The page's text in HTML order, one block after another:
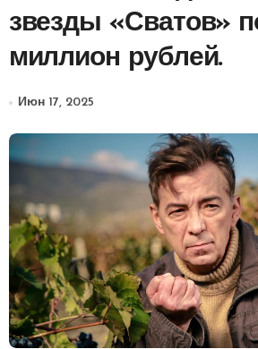
звезды «Сватов»
миллион рублей.
Июн 17, 2025